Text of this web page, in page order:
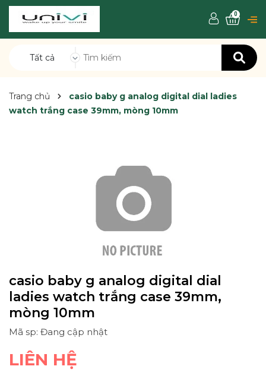
Tất cả
0
Trang chủ
casio baby g analog digital dial ladies
watch trắng case 39mm, mòng 10mm
casio baby g analog digital dial
ladies watch trắng case 39mm,
mòng 10mm
Mã sp: Đang cập nhật
LIÊN HỆ